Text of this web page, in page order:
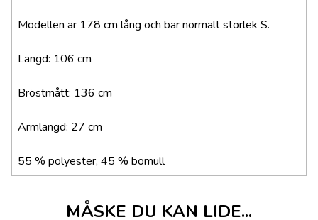
Modellen är 178 cm lång och bär normalt storlek S.
Längd: 106 cm
Bröstmått: 136 cm
Ärmlängd: 27 cm
55 % polyester, 45 % bomull
MÅSKE DU KAN LIDE...